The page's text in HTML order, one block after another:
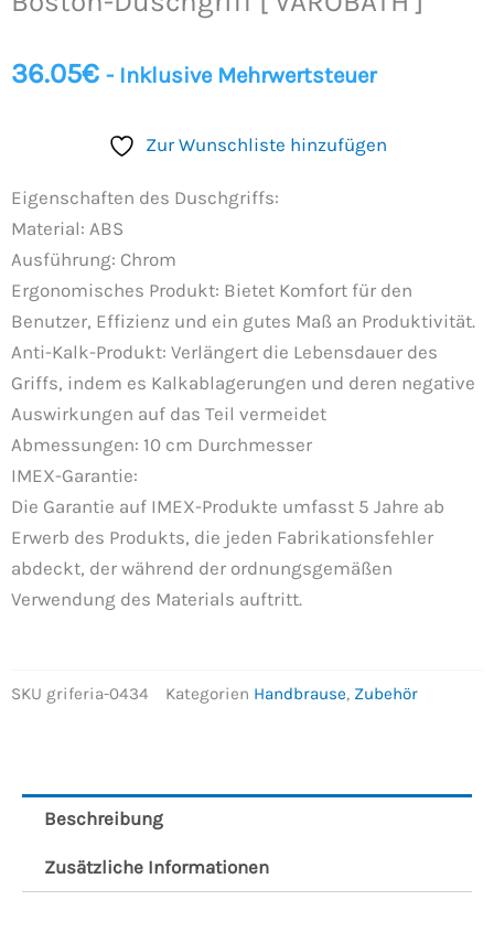
36.05€ - Inklusive Mehrwertsteuer
Zur Wunschliste hinzufügen
Eigenschaften des Duschgriffs:
Material: ABS
Ausführung: Chrom
Ergonomisches Produkt: Bietet Komfort für den
Benutzer, Effizienz und ein gutes Maß an Produktivität.
Anti-Kalk-Produkt: Verlängert die Lebensdauer des
Griffs, indem es Kalkablagerungen und deren negative
Auswirkungen auf das Teil vermeidet
Abmessungen: 10 cm Durchmesser
IMEX-Garantie:
Die Garantie auf IMEX-Produkte umfasst 5 Jahre ab
Erwerb des Produkts, die jeden Fabrikationsfehler
abdeckt, der während der ordnungsgemäßen
Verwendung des Materials auftritt.
SKU griferia-0434 Kategorien Handbrause, Zubehör
Menge
Beschreibung
Zusätzliche Informationen